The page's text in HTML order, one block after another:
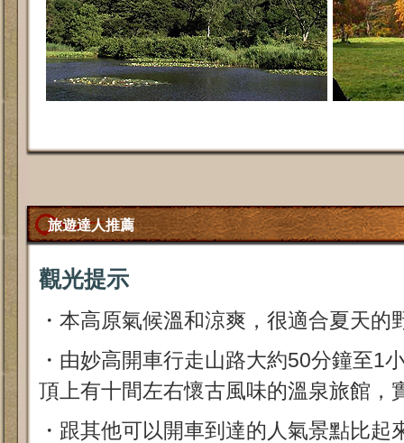
旅遊達人推薦
觀光提示
・本高原氣候溫和涼爽，很適合夏天的
・由妙高開車行走山路大約50分鐘至1
頂上有十間左右懷古風味的溫泉旅館，
・跟其他可以開車到達的人氣景點比